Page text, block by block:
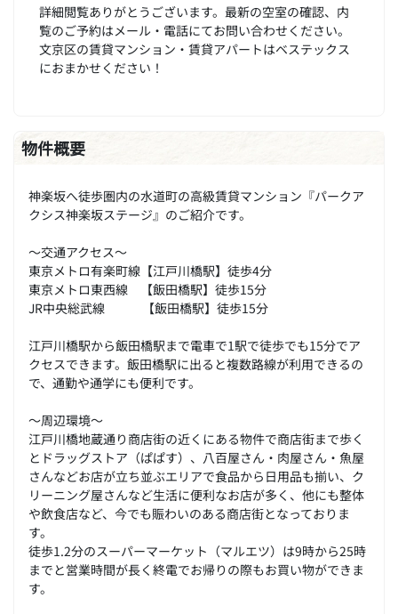
詳細閲覧ありがとうございます。最新の空室の確認、内
覧のご予約はメール・電話にてお問い合わせください。
文京区の賃貸マンション・賃貸アパートはベステックス
におまかせください！
物件概要
神楽坂へ徒歩圏内の水道町の高級賃貸マンション『パークア
クシス神楽坂ステージ』のご紹介です。
～交通アクセス～
東京メトロ有楽町線【江戸川橋駅】徒歩4分
東京メトロ東西線 【飯田橋駅】徒歩15分
JR中央総武線 【飯田橋駅】徒歩15分
江戸川橋駅から飯田橋駅まで電車で1駅で徒歩でも15分でア
クセスできます。飯田橋駅に出ると複数路線が利用できるの
で、通勤や通学にも便利です。
～周辺環境～
江戸川橋地蔵通り商店街の近くにある物件で商店街まで歩く
とドラッグストア（ぱぱす）、八百屋さん・肉屋さん・魚屋
さんなどお店が立ち並ぶエリアで食品から日用品も揃い、ク
リーニング屋さんなど生活に便利なお店が多く、他にも整体
や飲食店など、今でも賑わいのある商店街となっておりま
す。
徒歩1.2分のスーパーマーケット（マルエツ）は9時から25時
までと営業時間が長く終電でお帰りの際もお買い物ができま
す。